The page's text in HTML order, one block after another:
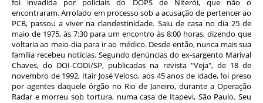
foi invadida por policiais do DOPS de Niterói, que não o
encontraram. Arrolado em processo sob a acusação de pertencer ao
PCB, passou a viver na clandestinidade. Saiu de casa no dia 25 de
maio de 1975, às 7:30 para um encontro às 8:00 horas, dizendo que
voltaria ao meio-dia para ir ao médico. Desde então, nunca mais sua
família recebeu notícias. Segundo denúncias do ex-sargento Marival
Chaves, do DOI-CODI/SP, publicadas na revista "Veja", de 18 de
novembro de 1992, Itair José Veloso, aos 45 anos de idade, foi preso
por agentes daquele órgão no Rio de Janeiro, durante a Operação
Radar e morreu sob tortura, numa casa de Itapevi, São Paulo. Seu